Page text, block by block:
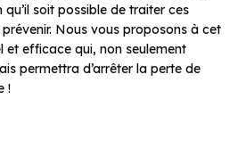
soit possible de traiter ces
Nous vous proposons à cet
et efficace qui, non seulement
permettra d’arrêter la perte de
!